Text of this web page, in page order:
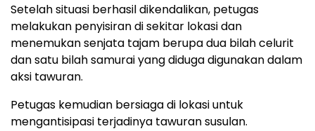
Setelah situasi berhasil dikendalikan, petugas
melakukan penyisiran di sekitar lokasi dan
menemukan senjata tajam berupa dua bilah celurit
dan satu bilah samurai yang diduga digunakan dalam
aksi tawuran.
Petugas kemudian bersiaga di lokasi untuk
mengantisipasi terjadinya tawuran susulan.